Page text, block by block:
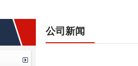
公司新闻